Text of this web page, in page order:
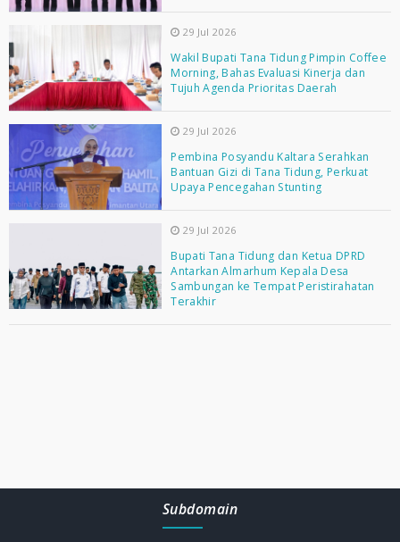
29 Jul 2026
Wakil Bupati Tana Tidung Pimpin Coffee
Morning, Bahas Evaluasi Kinerja dan
Tujuh Agenda Prioritas Daerah
29 Jul 2026
Pembina Posyandu Kaltara Serahkan
Bantuan Gizi di Tana Tidung, Perkuat
Upaya Pencegahan Stunting
29 Jul 2026
Bupati Tana Tidung dan Ketua DPRD
Antarkan Almarhum Kepala Desa
Sambungan ke Tempat Peristirahatan
Terakhir
Subdomain